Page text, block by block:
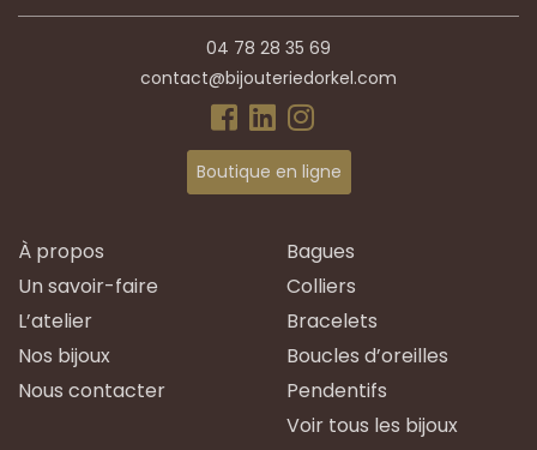
04 78 28 35 69
contact@bijouteriedorkel.com
Boutique en ligne
À propos
Un savoir-faire
L’atelier
Nos bijoux
Nous contacter
Bagues
Colliers
Bracelets
Boucles d’oreilles
Pendentifs
Voir tous les bijoux